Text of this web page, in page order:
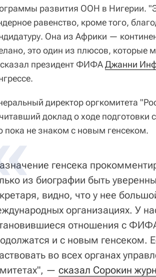
развития ООН в Нигерии.
равенство, кроме того,
Она из Африки —
это один из плюсов,
президент ФИФАДжанни
директор оргкомитета
доклад о ходе подготовки
пока не знаком с новым генсеком.
генсека
из биографии быть
видно, что у нее
организациях. У
отношения с
и с новым генсеком.
во всех органах
— сказал Сорокин